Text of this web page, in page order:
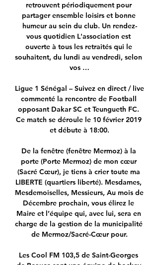
retrouvent périodiquement pour
partager ensemble loisirs et bonne
humeur au sein du club. Un rendez-
vous quotidien L'association est
ouverte à tous les retraités qui le
souhaitent, du lundi au vendredi, selon
vos …
Ligue 1 Sénégal – Suivez en direct / live
commenté la rencontre de Football
opposant Dakar SC et Teungueth FC.
Ce match se déroule le 10 février 2019
et débute à 18:00.
De la fenêtre (fenêtre Mermoz) à la
porte (Porte Mermoz) de mon cœur
(Sacré Cœur), je tiens à crier toute ma
LIBERTE (quartiers liberté). Mesdames,
Mesdemoiselles, Messieurs, Au mois de
Décembre prochain, vous élirez le
Maire et l’équipe qui, avec lui, sera en
charge de la gestion de la municipalité
de Mermoz/Sacré-Cœur pour.
Les Cool FM 103,5 de Saint-Georges